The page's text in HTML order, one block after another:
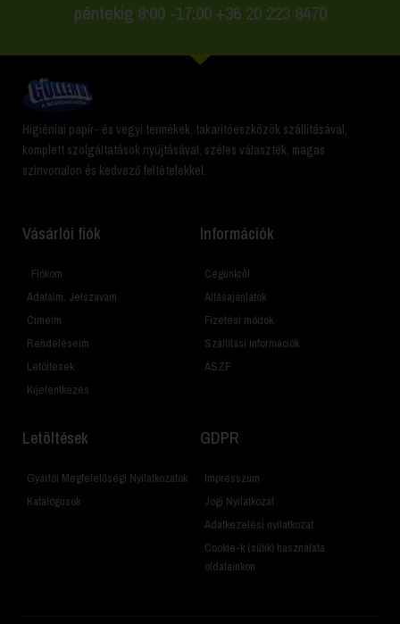
péntekig 8:00 -17:00 +36 20 223 8470
Higiéniai papír- és vegyi termékek, takarítóeszközök szállításával,
komplett szolgáltatások nyújtásával, széles választék, magas
színvonalon és kedvező feltételekkel.
Vásárlói fiók
Fiókom
Adataim, Jelszavam
Címeim
Rendeléseim
Letöltések
Kijelentkezés
Információk
Cégünkről
Állásajánlatok
Fizetési módok
Szállítási Információk
ÁSZF
Letöltések
Gyártói Megfelelőségi Nyilatkozatok
Katalógusok
GDPR
Impresszum
Jogi Nyilatkozat
Adatkezelési nyilatkozat
Cookie-k (sütik) használata
oldalainkon